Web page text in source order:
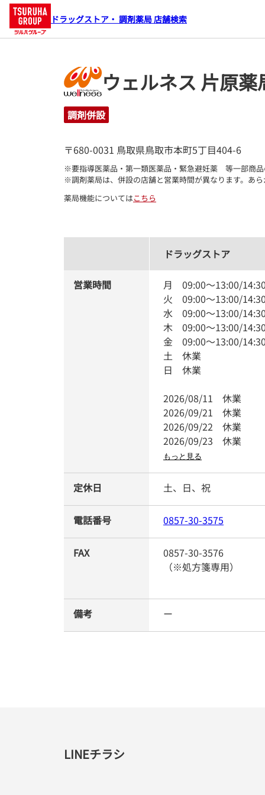
ドラッグストア・ 調剤薬局 店舗検索
ウェルネス 片原薬
調剤併設
〒680-0031 鳥取県鳥取市本町5丁目404-6
※要指導医薬品・第一類医薬品・緊急避妊薬　等一部商
※調剤薬局は、併設の店舗と営業時間が異なります。あ
薬局機能についてはこちら
LINEチラシ
ドラッグストア
営業時間 月 09:00～13:00/
火 09:00～13:00/
水 09:00～13:00/
木 09:00～13:00/
金 09:00～13:00/
土 休業
日 休業
2026/08/11 休業
2026/09/21 休業
2026/09/22 休業
2026/09/23 休業
もっと見る
定休日 土、日、祝
電話番号 0857-30-3575
FAX
0857-30-3576
（※処方箋専用）
備考 ー